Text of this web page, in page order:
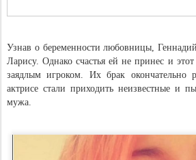
Узнав о беременности любовницы,
Ларису. Однако счастья ей не принес и
заядлым игроком. Их брак окончательно
актрисе стали приходить неизвестные и
мужа.